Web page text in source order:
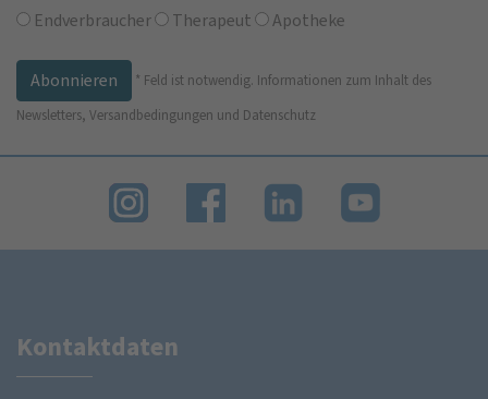
Endverbraucher Therapeut Apotheke
* Feld ist notwendig. Informationen zum Inhalt des
Newsletters, Versandbedingungen und Datenschutz
Kontaktdaten